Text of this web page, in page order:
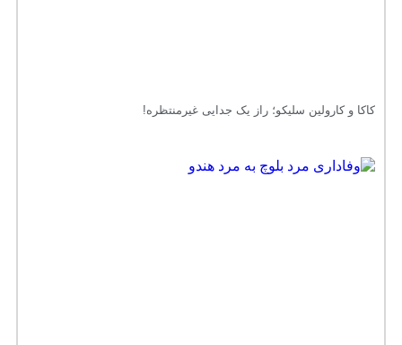
کاکا و کارولین سلیکو؛ راز یک جدایی غیرمنتظره!